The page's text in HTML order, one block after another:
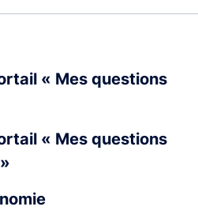
« Mes questions
« Mes questions